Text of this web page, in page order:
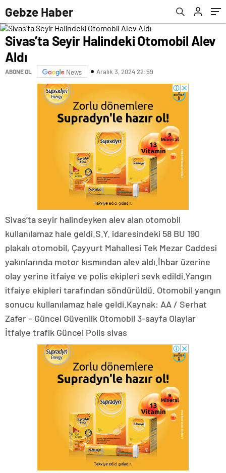
Gebze Haber
Sivas’ta Seyir Halindeki Otomobil Alev
Aldı
ABONE OL News Aralık 3, 2024 22:59
Sivas’ta seyir halindeyken alev alan otomobil
kullanılamaz hale geldi.S.Y. idaresindeki 58 BU 190
plakalı otomobil, Çayyurt Mahallesi Tek Mezar Caddesi
yakınlarında motor kısmından alev aldı.İhbar üzerine
olay yerine itfaiye ve polis ekipleri sevk edildi.Yangın
itfaiye ekipleri tarafından söndürüldü. Otomobil yangın
sonucu kullanılamaz hale geldi.Kaynak: AA / Serhat
Zafer – Güncel Güvenlik Otomobil 3-sayfa Olaylar
İtfaiye trafik Güncel Polis sivas